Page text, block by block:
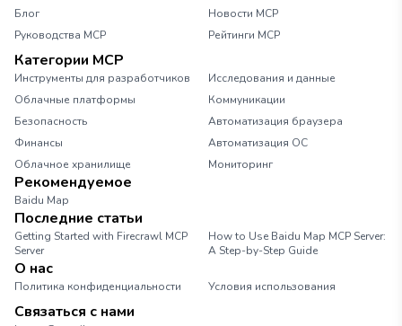
Блог
Новости MCP
Руководства MCP
Рейтинги MCP
Категории MCP
Инструменты для разработчиков
Исследования и данные
Облачные платформы
Коммуникации
Безопасность
Автоматизация браузера
Финансы
Автоматизация ОС
Облачное хранилище
Мониторинг
Рекомендуемое
Baidu Map
Последние статьи
Getting Started with Firecrawl MCP
Server
How to Use Baidu Map MCP Server:
A Step-by-Step Guide
О нас
Политика конфиденциальности Условия использования
Связаться с нами